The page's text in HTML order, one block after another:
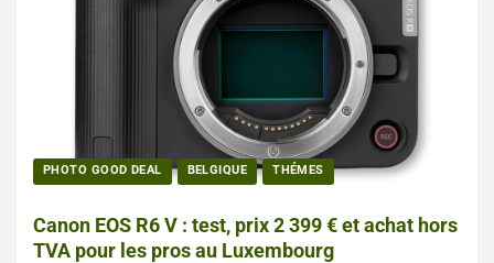
PHOTO GOOD DEAL BELGIQUE THÉMES
Canon EOS R6 V : test, prix 2 399 € et achat hors
TVA pour les pros au Luxembourg